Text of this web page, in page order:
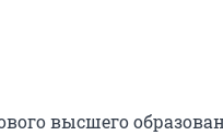
высшего